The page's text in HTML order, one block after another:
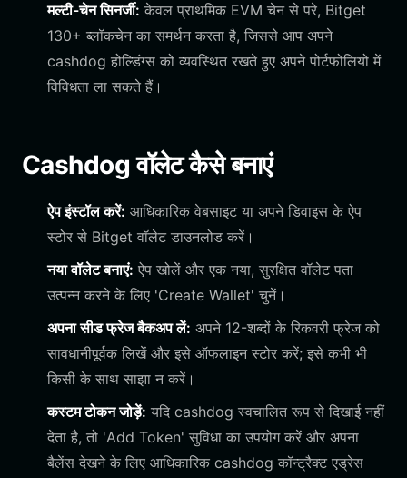
मल्टी-चेन सिनर्जी: केवल प्राथमिक EVM चेन से परे, Bitget
130+ ब्लॉकचेन का समर्थन करता है, जिससे आप अपने
cashdog होल्डिंग्स को व्यवस्थित रखते हुए अपने पोर्टफोलियो में
विविधता ला सकते हैं।
Cashdog वॉलेट कैसे बनाएं
ऐप इंस्टॉल करें: आधिकारिक वेबसाइट या अपने डिवाइस के ऐप
स्टोर से Bitget वॉलेट डाउनलोड करें।
नया वॉलेट बनाएं: ऐप खोलें और एक नया, सुरक्षित वॉलेट पता
उत्पन्न करने के लिए 'Create Wallet' चुनें।
अपना सीड फ्रेज बैकअप लें: अपने 12-शब्दों के रिकवरी फ्रेज को
सावधानीपूर्वक लिखें और इसे ऑफलाइन स्टोर करें; इसे कभी भी
किसी के साथ साझा न करें।
कस्टम टोकन जोड़ें: यदि cashdog स्वचालित रूप से दिखाई नहीं
देता है, तो 'Add Token' सुविधा का उपयोग करें और अपना
बैलेंस देखने के लिए आधिकारिक cashdog कॉन्ट्रैक्ट एड्रेस